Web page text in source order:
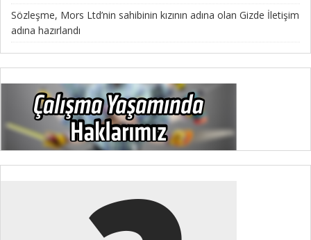
Sözleşme, Mors Ltd’nin sahibinin kızının adına olan Gizde İletişim
adına hazırlandı